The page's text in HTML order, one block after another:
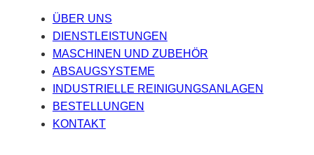
ÜBER UNS
DIENSTLEISTUNGEN
MASCHINEN UND ZUBEHÖR
ABSAUGSYSTEME
INDUSTRIELLE REINIGUNGSANLAGEN
BESTELLUNGEN
KONTAKT